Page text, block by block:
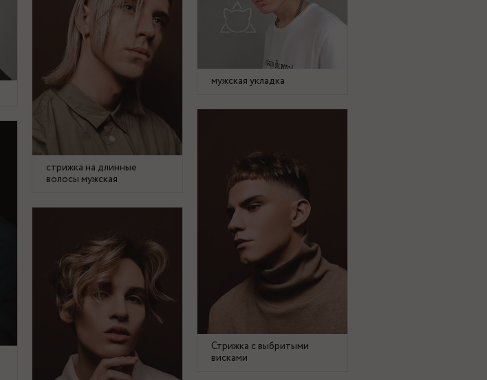
мужская укладка
стрижка на длинные
волосы мужская
Стрижка с выбритыми
висками